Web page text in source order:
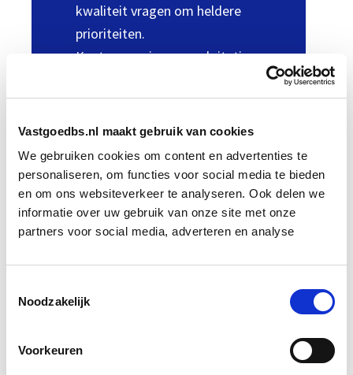
Vastgoedbs.nl maakt gebruik van cookies
We gebruiken cookies om content en advertenties te
personaliseren, om functies voor social media te bieden
en om ons websiteverkeer te analyseren. Ook delen we
informatie over uw gebruik van onze site met onze
partners voor social media, adverteren en analyse
Noodzakelijk
Voorkeuren
kwaliteit vragen om heldere
prioriteiten.
Kosten, service en exploitatie
moeten goed worden afgewogen.
Gebruikers en bewoners
verwachten duidelijke
communicatie en kwaliteit.
VvE’s vragen om zorgvuldige
besluitvorming en financiële
onderbouwing.
Data, sensoren en AI worden
relevanter in beheer en
Oppervlakten, tekeningen en
betrouwbaar zijn.